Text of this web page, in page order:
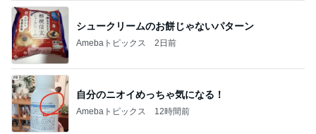
シュークリームのお餅じゃないパターン
Amebaトピックス 2日前
自分のニオイめっちゃ気になる！
Amebaトピックス 12時間前